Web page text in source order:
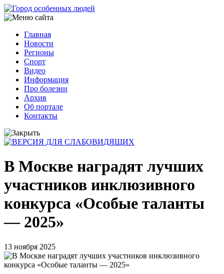
Перейти
к
содержанию
Основная
навигация
Главная
Новости
Регионы
Спорт
Видео
Информация
Про болезни
Архив
Об портале
Контакты
В Москве наградят лучших
участников инклюзивного
конкурса «Особые таланты
— 2025»
13 ноября 2025